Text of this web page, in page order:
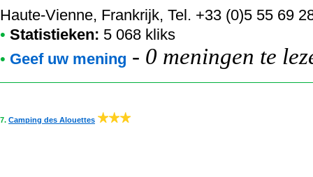
Haute-Vienne, Frankrijk, Tel. +33 (0)5 55 69
• Statistieken: 5 068 kliks
• Geef uw mening - 0 meningen te
7. Camping des Alouettes